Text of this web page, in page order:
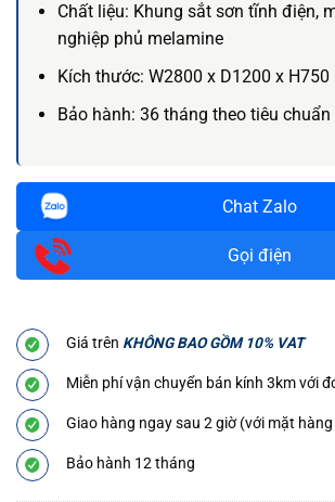
Chất liệu: Khung sắt sơn tĩnh điện,
nghiệp phủ melamine
Kích thước: W2800 x D1200 x H750
Bảo hành: 36tháng theo tiêu chuẩn
Chat Zalo
Gọi điện
Giá trên KHÔNG BAO GỒM 10% VAT
Miễn phí vận chuyển bán kính 3km với
Giao hàng ngay sau 2 giờ (với mặt
Bảo hành 12 tháng